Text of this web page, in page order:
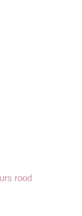
rood